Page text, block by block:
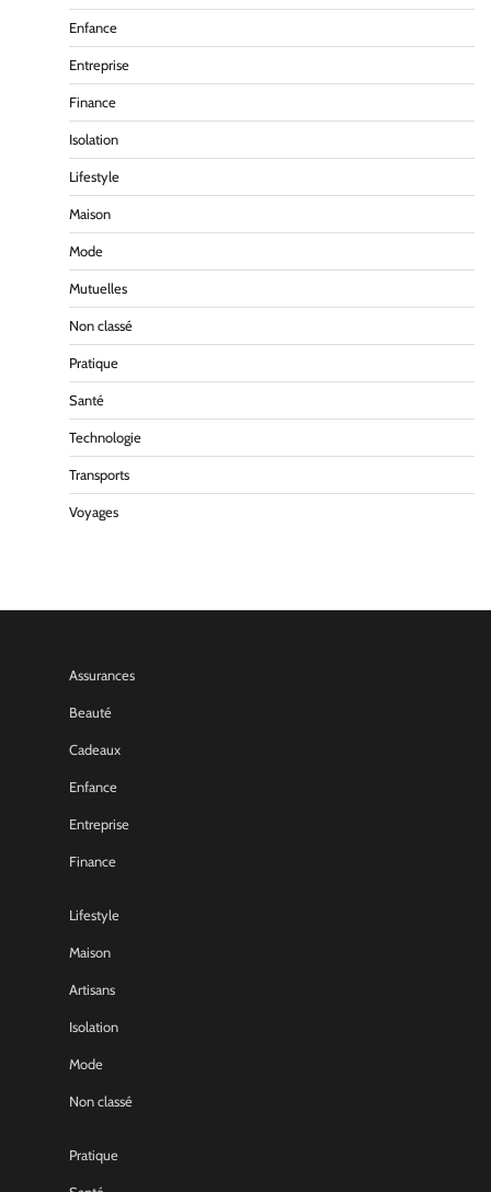
Enfance
Entreprise
Finance
Isolation
Lifestyle
Maison
Mode
Mutuelles
Non classé
Pratique
Santé
Technologie
Transports
Voyages
Assurances
Beauté
Cadeaux
Enfance
Entreprise
Finance
Lifestyle
Maison
Artisans
Isolation
Mode
Non classé
Pratique